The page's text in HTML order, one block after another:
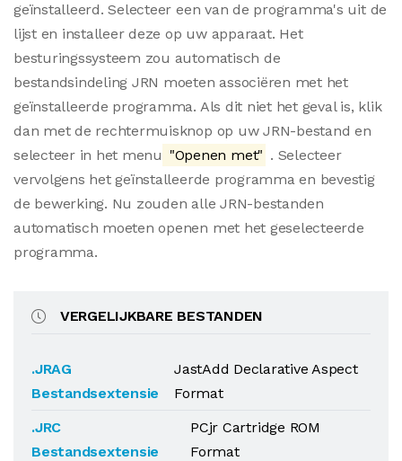
geïnstalleerd. Selecteer een van de programma's uit de
lijst en installeer deze op uw apparaat. Het
besturingssysteem zou automatisch de
bestandsindeling JRN moeten associëren met het
geïnstalleerde programma. Als dit niet het geval is, klik
dan met de rechtermuisknop op uw JRN-bestand en
selecteer in het menu "Openen met" . Selecteer
vervolgens het geïnstalleerde programma en bevestig
de bewerking. Nu zouden alle JRN-bestanden
automatisch moeten openen met het geselecteerde
programma.
VERGELIJKBARE BESTANDEN
.JRAG
Bestandsextensie
JastAdd Declarative Aspect
Format
.JRC
Bestandsextensie
PCjr Cartridge ROM
Format